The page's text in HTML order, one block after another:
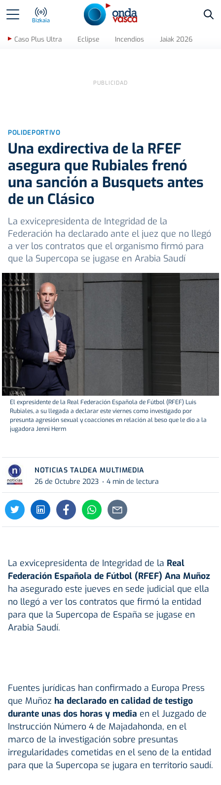
Bizkaia
Caso Plus Ultra Eclipse Incendios Jaiak 2026
POLIDEPORTIVO
Una exdirectiva de la RFEF
asegura que Rubiales frenó
una sanción a Busquets antes
de un Clásico
La exvicepresidenta de Integridad de la
Federación ha declarado ante el juez que no llegó
a ver los contratos que el organismo firmó para
que la Supercopa se jugase en Arabia Saudí
El expresidente de la Real Federación Española de Fútbol (RFEF) Luis
Rubiales, a su llegada a declarar este viernes como investigado por
presunta agresión sexual y coacciones en relación al beso que le dio a la
jugadora Jenni Herm
NOTICIAS TALDEA MULTIMEDIA
26 de Octubre 2023
4 min de lectura
La exvicepresidenta de Integridad de la Real
Federación Española de Fútbol (RFEF) Ana Muñoz
ha asegurado este jueves en sede judicial que ella
no llegó a ver los contratos que firmó la entidad
para que la Supercopa de España se jugase en
Arabia Saudí.
Fuentes jurídicas han confirmado a Europa Press
que Muñoz ha declarado en calidad de testigo
durante unas dos horas y media en el Juzgado de
Instrucción Número 4 de Majadahonda, en el
marco de la investigación sobre presuntas
irregularidades cometidas en el seno de la entidad
para que la Supercopa se jugara en territorio saudí.